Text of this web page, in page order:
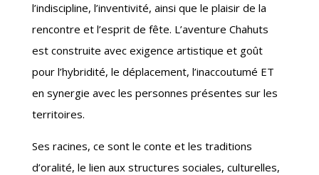
l’indiscipline, l’inventivité, ainsi que le plaisir de la
rencontre et l’esprit de fête. L’aventure Chahuts
est construite avec exigence artistique et goût
pour l’hybridité, le déplacement, l’inaccoutumé ET
en synergie avec les personnes présentes sur les
territoires.
Ses racines, ce sont le conte et les traditions
d’oralité, le lien aux structures sociales, culturelles,